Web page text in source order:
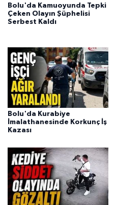
Bolu'da Kamuoyunda Tepki
Çeken Olayın Şüphelisi
Serbest Kaldı
Bolu'da Kurabiye
İmalathanesinde Korkunç İş
Kazası